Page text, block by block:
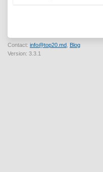
Contact: info@top20.md Blog
Version: 3.3.1